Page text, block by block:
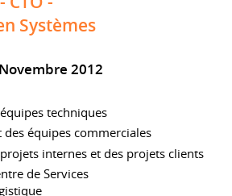
Systèmes
Novembre 2012
techniques
équipes commerciales
internes et des projets clients
de Services